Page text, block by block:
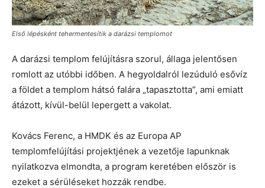
Első lépésként tehermentesítik a darázsi templomot
A darázsi templom felújításra szorul, állaga jelentősen
romlott az utóbbi időben. A hegyoldalról lezúduló esővíz
a földet a templom hátsó falára „tapasztotta”, ami emiatt
átázott, kívül-belül lepergett a vakolat.
Kovács Ferenc, a HMDK és az Europa AP
templomfelújítási projektjének a vezetője lapunknak
nyilatkozva elmondta, a program keretében először is
ezeket a sérüléseket hozzák rendbe.